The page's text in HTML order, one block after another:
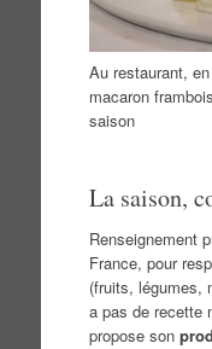
Au restaurant,
macaron
saison
La saison,
Renseignement
France, pour
(fruits, légumes,
a pas de recette
propose son